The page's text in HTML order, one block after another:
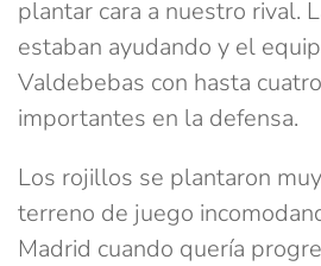
plantar cara a nuestro rival.
estaban ayudando y el
Valdebebas con hasta
importantes en la defensa.
Los rojillos se plantaron
terreno de juego
Madrid cuando quería